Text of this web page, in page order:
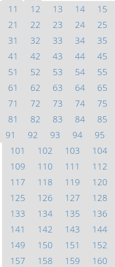
11
12 13 14 15
21
22 23 24 25
31
32 33 34 35
41
42 43 44 45
51
52 53 54 55
61
62 63 64 65
71
72 73 74 75
81
82 83 84 85
91
92 93 94 95
101
102 103 104
109
110 111 112
117
118 119 120
125
126 127 128
133
134 135 136
141
142 143 144
149
150 151 152
157
158 159 160